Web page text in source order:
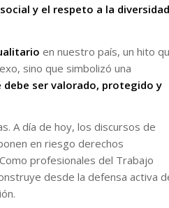
y el respeto a la diversidad
en nuestro país, un hito
sino que simbolizó una
debe ser valorado, protegido y
A día de hoy, los discursos de
en riesgo derechos
profesionales del Trabajo
desde la defensa activa